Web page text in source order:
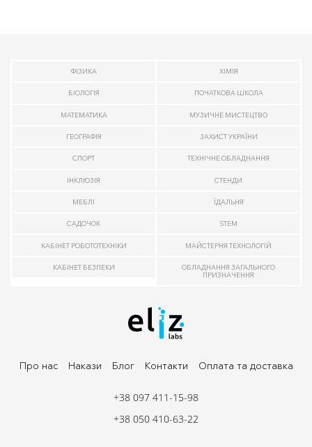
ФІЗИКА ХІМІЯ
БІОЛОГІЯ ПОЧАТКОВА ШКОЛА
МАТЕМАТИКА МУЗИЧНЕ МИСТЕЦТВО
ГЕОГРАФІЯ ЗАХИСТ УКРАЇНИ
СПОРТ ТЕХНІЧНЕ ОБЛАДНАННЯ
ІНКЛЮЗІЯ СТЕНДИ
МЕБЛІ ЇДАЛЬНЯ
САДОЧОК STEM
КАБІНЕТ РОБОТОТЕХНІКИ МАЙСТЕРНЯ ТЕХНОЛОГІЙ
КАБІНЕТ БЕЗПЕКИ
ОБЛАДНАННЯ ЗАГАЛЬНОГО
ПРИЗНАЧЕННЯ
Про нас Накази Блог Контакти Оплата та доставка
+38 097 411-15-98
+38 050 410-63-22